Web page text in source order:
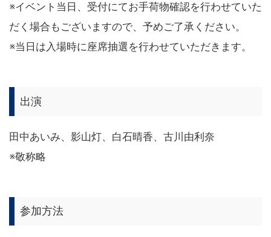
※イベント当日、受付にてお手荷物確認を行わせていた
だく場合もございますので、予めご了承ください。
※当日は入場時に座席抽選を行わせていただきます。
出演
田中あいみ、影山灯、白石晴香、古川由利奈
※敬称略
参加方法